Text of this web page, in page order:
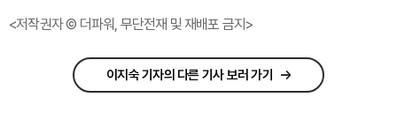
<저작권자 © 더파워, 무단전재 및 재배포 금지>
이지숙 기자의 다른 기사 보러 가기